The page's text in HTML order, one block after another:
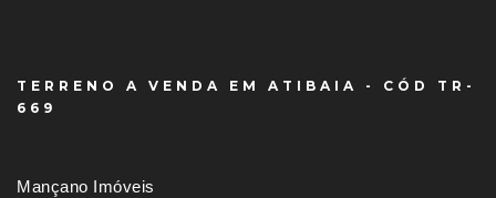
TERRENO A VENDA EM ATIBAIA - CÓD TR-
669
Mançano Imóveis